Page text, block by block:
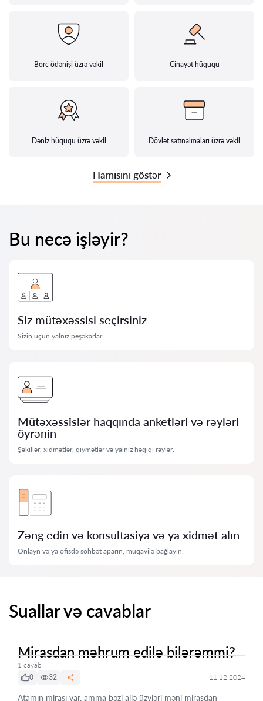
Borc ödənişi üzrə vəkil Cinayət hüququ
Dəniz hüququ üzrə vəkil Dövlət satınalmaları üzrə vəkil
Hamısını göstər
Bu necə işləyir?
Siz mütəxəssisi seçirsiniz
Sizin üçün yalnız peşəkarlar
Mütəxəssislər haqqında anketləri və rəyləri
öyrənin
Şəkillər, xidmətlər, qiymətlər və yalnız həqiqi rəylər.
Zəng edin və konsultasiya və ya xidmət alın
Onlayn və ya ofisdə söhbət aparın, müqavilə bağlayın.
Suallar və cavablar
Mirasdan məhrum edilə bilərəmmi?
1 cavab
0
32 11.12.2024
Atamın mirası var, amma bəzi ailə üzvləri məni mirasdan